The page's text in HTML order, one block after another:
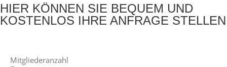
HIER KÖNNEN SIE BEQUEM UND
KOSTENLOS IHRE ANFRAGE STELLEN
Mitgliederanzahl